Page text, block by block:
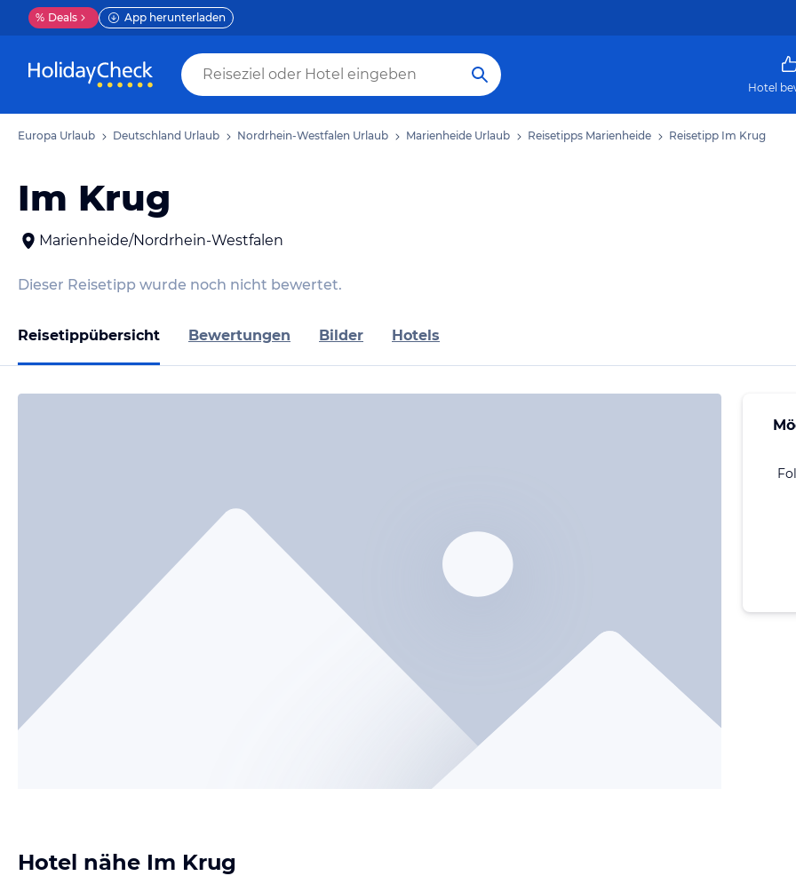
% Deals App herunterladen
Hotel
Europa Urlaub Deutschland Urlaub Nordrhein-Westfalen Urlaub Marienheide Urlaub Reisetipps Marienheide Reisetipp Im Krug
Im Krug
Marienheide/Nordrhein-Westfalen
Dieser Reisetipp wurde noch nicht bewertet.
Reisetippübersicht Bewertungen Bilder Hotels
Hotel nähe Im Krug